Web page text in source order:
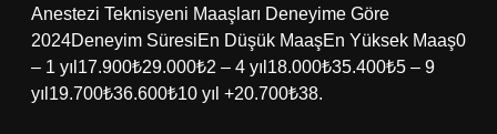
Anestezi Teknisyeni Maaşları Deneyime Göre
2024Deneyim SüresiEn Düşük MaaşEn Yüksek Maaş0
– 1 yıl17.900₺29.000₺2 – 4 yıl18.000₺35.400₺5 – 9
yıl19.700₺36.600₺10 yıl +20.700₺38.